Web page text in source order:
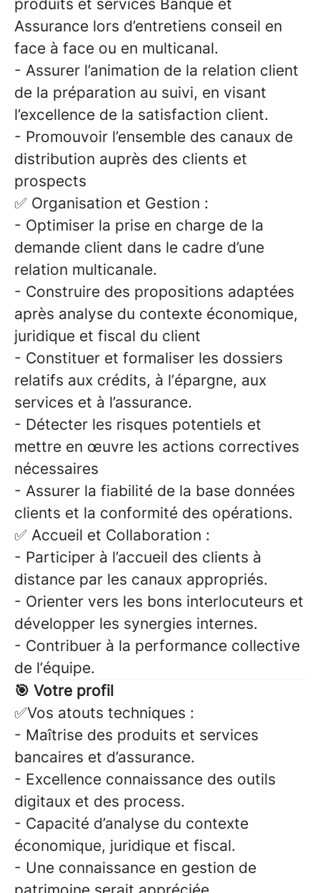
produits et services Banque et
Assurance lors d’entretiens conseil en
face à face ou en multicanal.
- Assurer l’animation de la relation client
de la préparation au suivi, en visant
l’excellence de la satisfaction client.
- Promouvoir l’ensemble des canaux de
distribution auprès des clients et
prospects
✅ Organisation et Gestion :
- Optimiser la prise en charge de la
demande client dans le cadre d’une
relation multicanale.
- Construire des propositions adaptées
après analyse du contexte économique,
juridique et fiscal du client
- Constituer et formaliser les dossiers
relatifs aux crédits, à l’épargne, aux
services et à l’assurance.
- Détecter les risques potentiels et
mettre en œuvre les actions correctives
nécessaires
- Assurer la fiabilité de la base données
clients et la conformité des opérations.
✅ Accueil et Collaboration :
- Participer à l’accueil des clients à
distance par les canaux appropriés.
- Orienter vers les bons interlocuteurs et
développer les synergies internes.
- Contribuer à la performance collective
de l’équipe.
🎯 Votre profil
✅Vos atouts techniques :
- Maîtrise des produits et services
bancaires et d’assurance.
- Excellence connaissance des outils
digitaux et des process.
- Capacité d’analyse du contexte
économique, juridique et fiscal.
- Une connaissance en gestion de